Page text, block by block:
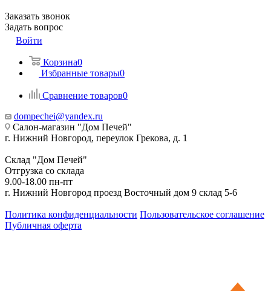
Заказать звонок
Задать вопрос
Войти
Корзина0
Избранные товары0
Сравнение товаров0
dompechei@yandex.ru
Салон-магазин "Дом Печей"
г. Нижний Новгород, переулок Грекова, д. 1
Склад "Дом Печей"
Отгрузка со склада
9.00-18.00 пн-пт
г. Нижний Новгород проезд Восточный дом 9 склад 5-6
Политика конфиденциальности Пользовательское соглашение
Публичная оферта